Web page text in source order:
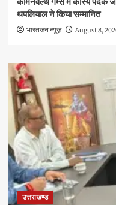
थपलियाल ने किया सम्मानित
भारतजन न्यूज़ August 8,
उत्तराखण्ड